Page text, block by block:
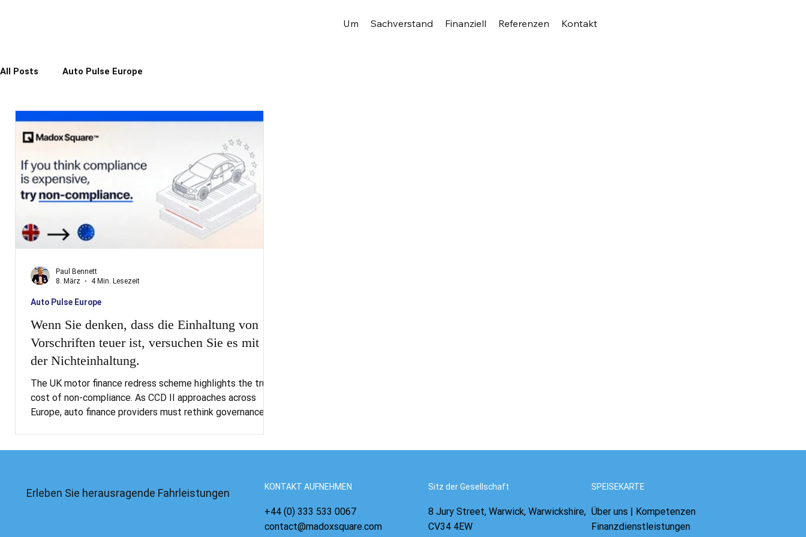
Um Sachverstand Finanziell Referenzen Kontakt
All Posts Auto Pulse Europe
Wenn Sie denken, dass die Einhaltung von
Vorschriften teuer ist, versuchen Sie es mit
der Nichteinhaltung.
The UK motor finance redress scheme highlights the true
cost of non-compliance. As CCD II approaches across
Europe, auto finance providers must rethink governance,
Auto Pulse Europe
Paul Bennett
8. März
4 Min. Lesezeit
+44 (0) 333 533 0067
contact@madoxsquare.com
KONTAKT AUFNEHMEN
8 Jury Street, Warwick, Warwickshire,
CV34 4EW
Sitz der Gesellschaft
Über uns | Kompetenzen
Finanzdienstleistungen
SPEISEKARTE
Erleben Sie herausragende Fahrleistungen